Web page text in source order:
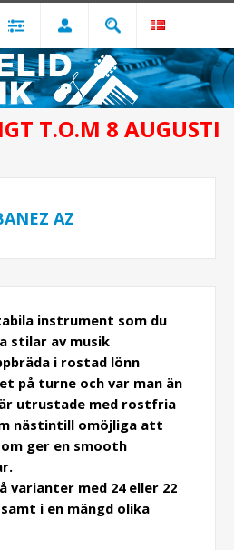
T.O.M 8 AUGUSTI
AZ
instrument som du
stilar av musik
i rostad lönn
på turne och var man än
utrustade med rostfria
nästintill omöjliga att
ger en smooth
varianter med 24 eller 22
samt i en mängd olika